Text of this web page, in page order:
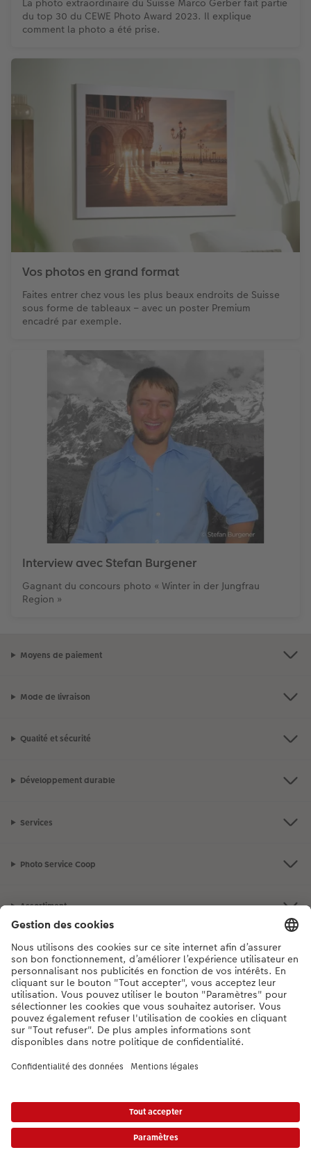
La photo extraordinaire du Suisse Marco Gerber fait partie
du top 30 du CEWE Photo Award 2023. Il explique
comment la photo a été prise.
Vos photos en grand format
Faites entrer chez vous les plus beaux endroits de Suisse
sous forme de tableaux – avec un poster Premium
encadré par exemple.
Interview avec Stefan Burgener
Gagnant du concours photo « Winter in der Jungfrau
Region »
Moyens de paiement
Mode de livraison
Qualité et sécurité
Développement durable
Services
Photo Service Coop
Assortiment
Notre sélection
Si vous avez des questions concernant nos produits ou votre commande,
n'hésitez pas à nous contacter du lundi au dimanche, de 9h00 à 20h00
(hors jours fériés), au numéro de téléphone044 499 10 37• 7j/7 • de 9h à
20h
DE|FR|IT
* Les prix s’entendent TVA comprise, frais de traitement et/ou d’envoi en sus,
conformément auxtarifs.Le produit présenté a éventuellement un prix plus élevé.
Protection des données